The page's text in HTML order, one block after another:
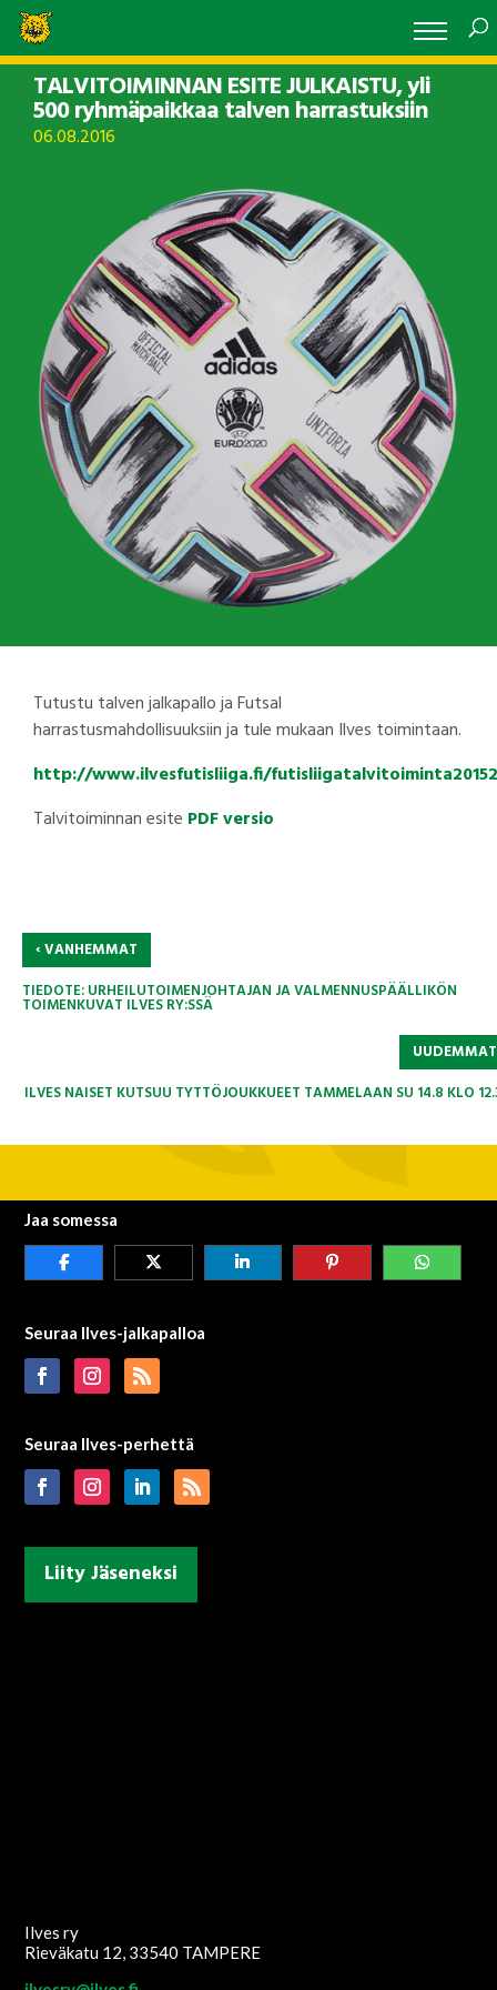
TALVITOIMINNAN ESITE JULKAISTU, yli
500 ryhmäpaikkaa talven harrastuksiin
06.08.2016
Tutustu talven jalkapallo ja Futsal
harrastusmahdollisuuksiin ja tule mukaan Ilves toimintaan.
http://www.ilvesfutisliiga.fi/
Talvitoiminnan esite PDF versio
‹VANHEMMAT
TIEDOTE: URHEILUTOIMENJOHTAJAN JA VALMENNUSPÄÄLLIKÖN
TOIMENKUVAT ILVES RY:SSÄ
ILVES NAISET KUTSUU TYTTÖJOUKKUEET TAMMELAAN SU 14.8 KLO
Jaa somessa
Seuraa Ilves-jalkapalloa
Seuraa Ilves-perhettä
Liity Jäseneksi
Ilves ry
Rieväkatu 12, 33540 TAMPERE